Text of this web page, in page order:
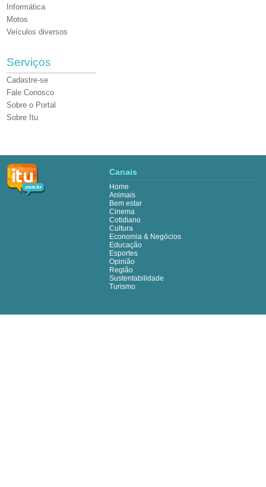
Informática
Motos
Veículos diversos
Serviços
Cadastre-se
Fale Conosco
Sobre o Portal
Sobre Itu
Canais
Home
Animais
Bem estar
Cinema
Cotidiano
Cultura
Economia & Negócios
Educação
Esportes
Opinião
Região
Sustentabilidade
Turismo